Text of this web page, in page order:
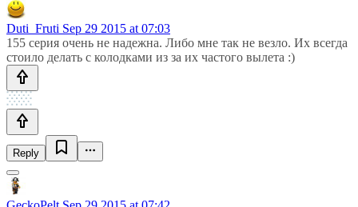
Duti_Fruti Sep 29 2015 at 07:03
155 серия очень не надежна. Либо мне так не везло. Их всегда
стоило делать с колодками из за их частого вылета :)
Reply